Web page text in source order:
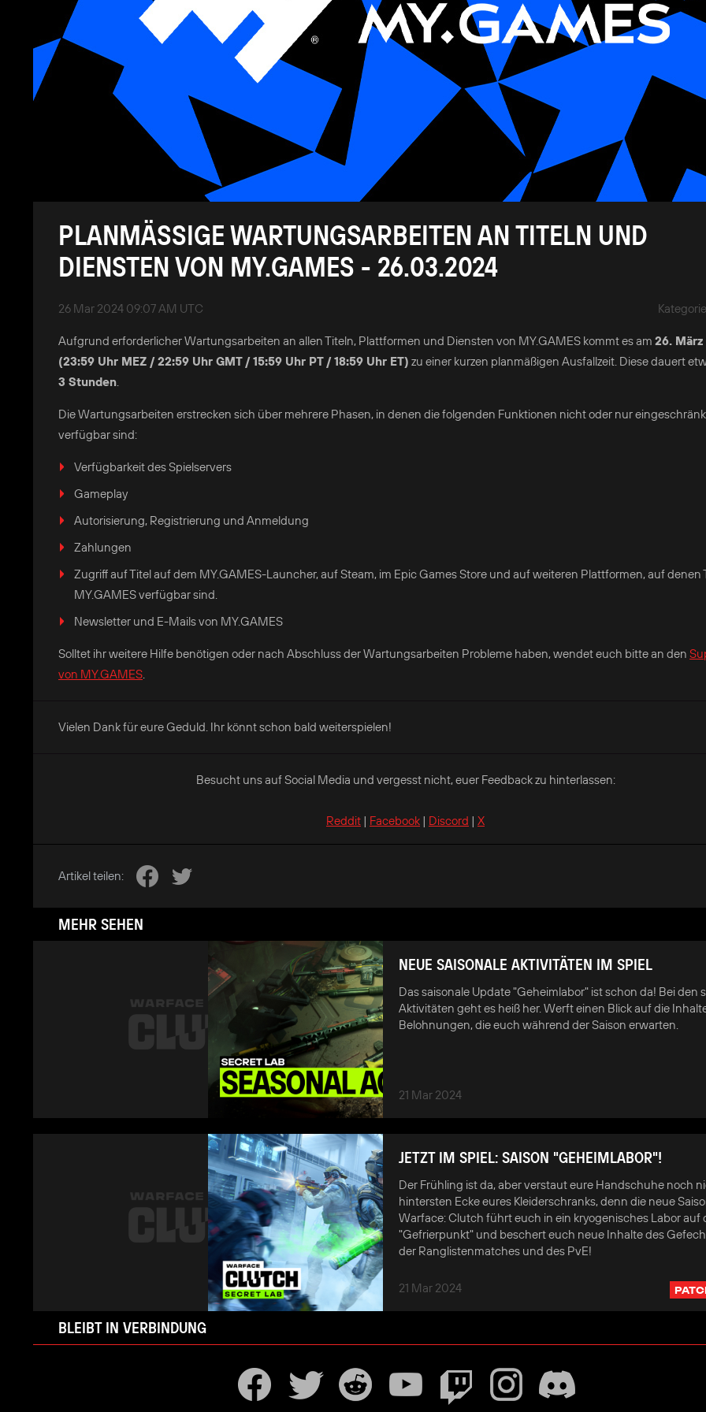
PLANMÄSSIGE WARTUNGSARBEITEN AN TITELN UND D
IENSTEN VON MY.GAMES - 26.03.2024
Kategorie
26 Mar 2024 09:07 AM UTC
Aufgrund erforderlicher Wartungsarbeiten an allen Titeln, Plattformen und Diensten von MY.GAMES kommt es am 26.
(23:59 Uhr MEZ / 22:59 Uhr GMT / 15:59 Uhr PT / 18:59 Uhr ET) zu einer kurzen planmäßigen Ausfallzeit. Diese dauert
3 Stunden.
Die Wartungsarbeiten erstrecken sich über mehrere Phasen, in denen die folgenden Funktionen nicht oder nur
verfügbar sind:
Verfügbarkeit des Spielservers
Gameplay
Autorisierung, Registrierung und Anmeldung
Zahlungen
Zugriff auf Titel auf dem MY.GAMES-Launcher, auf Steam, im Epic Games Store und auf weiteren Plattformen, auf denen
MY.GAMES verfügbar sind.
Newsletter und E-Mails von MY.GAMES
Solltet ihr weitere Hilfe benötigen oder nach Abschluss der Wartungsarbeiten Probleme haben, wendet euch bitte an den
von MY.GAMES.
Vielen Dank für eure Geduld. Ihr könnt schon bald weiterspielen!
Besucht uns auf Social Media und vergesst nicht, euer Feedback zu hinterlassen:
Reddit | Facebook | Discord | X
Artikel teilen:
MEHR SEHEN
NEUE SAISONALE AKTIVITÄTEN IM SPIEL
Das saisonale Update "Geheimlabor" ist schon da! Bei den
Aktivitäten geht es heiß her. Werft einen Blick auf die
Belohnungen, die euch während der Saison erwarten.
21 Mar 2024
JETZT IM SPIEL: SAISON "GEHEIMLABOR"!
Der Frühling ist da, aber verstaut eure Handschuhe noch
hintersten Ecke eures Kleiderschranks, denn die neue
Warface: Clutch führt euch in ein kryogenisches Labor auf
"Gefrierpunkt" und beschert euch neue Inhalte des
der Ranglistenmatches und des PvE!
21 Mar 2024
BLEIBT IN VERBINDUNG